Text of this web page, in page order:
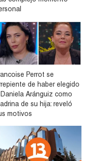
Perrot se
de haber elegido
Aránguiz como
de su hija: reveló
motivos